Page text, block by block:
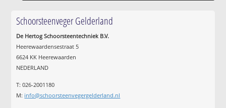
Schoorsteenveger Gelderland
De Hertog Schoorsteentechniek B.V.
Heerewaardensestraat 5
6624 KK Heerewaarden
NEDERLAND
T: 026-2001180
M: info@schoorsteenvegergelderland.nl